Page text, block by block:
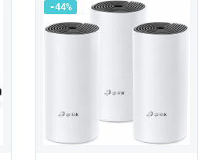
44%